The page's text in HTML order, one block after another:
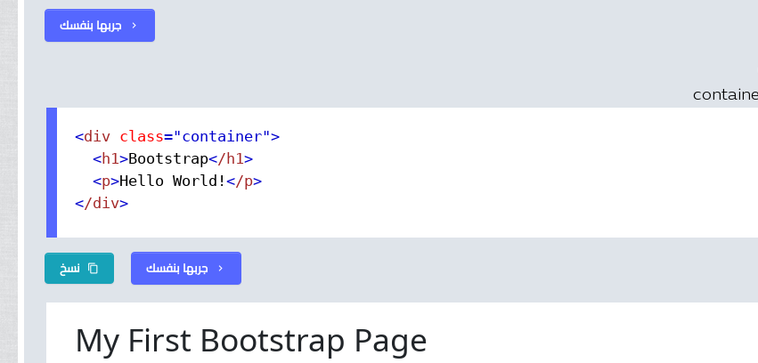
جربها بنفسك chevron_right
<div class="container">
<h1>Bootstrap</h1>
<p>Hello World! </p>
</div>
نسخ content_copy جربها بنفسك chevron_right